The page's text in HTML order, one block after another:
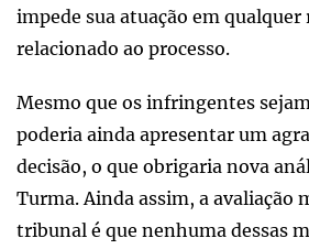
impede sua atuação em qualquer
relacionado ao processo.
Mesmo que os infringentes
poderia ainda apresentar um
decisão, o que obrigaria nova
Turma. Ainda assim, a avaliação
tribunal é que nenhuma dessas